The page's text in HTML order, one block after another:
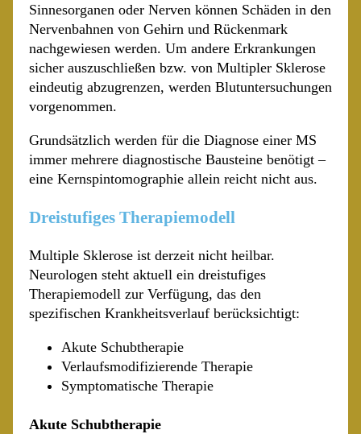
Sinnesorganen oder Nerven können Schäden in den
Nervenbahnen von Gehirn und Rückenmark
nachgewiesen werden. Um andere Erkrankungen
sicher auszuschließen bzw. von Multipler Sklerose
eindeutig abzugrenzen, werden Blutuntersuchungen
vorgenommen.
Grundsätzlich werden für die Diagnose einer MS
immer mehrere diagnostische Bausteine benötigt –
eine Kernspintomographie allein reicht nicht aus.
Dreistufiges Therapiemodell
Multiple Sklerose ist derzeit nicht heilbar.
Neurologen steht aktuell ein dreistufiges
Therapiemodell zur Verfügung, das den
spezifischen Krankheitsverlauf berücksichtigt:
Akute Schubtherapie
Verlaufsmodifizierende Therapie
Symptomatische Therapie
Akute Schubtherapie